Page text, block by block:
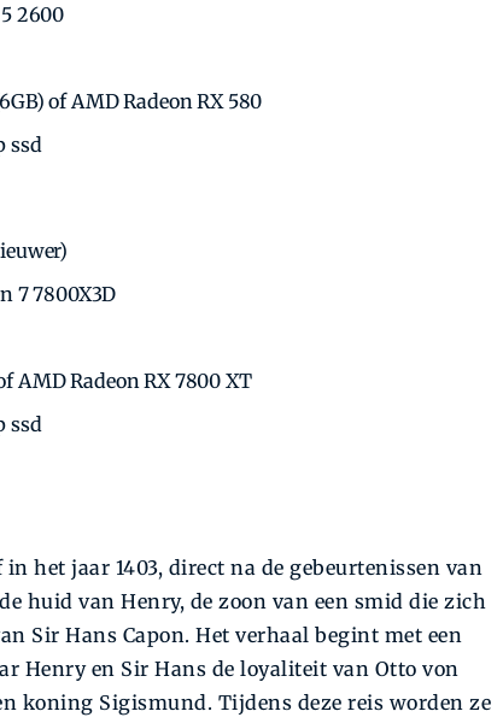
2600
of AMD Radeon RX 580
ssd
7 7800X3D
AMD Radeon RX 7800 XT
ssd
het jaar 1403, direct na de gebeurtenissen van
huid van Henry, de zoon van een smid die zich
Sir Hans Capon. Het verhaal begint met een
Henry en Sir Hans de loyaliteit van Otto von
koning Sigismund. Tijdens deze reis worden ze